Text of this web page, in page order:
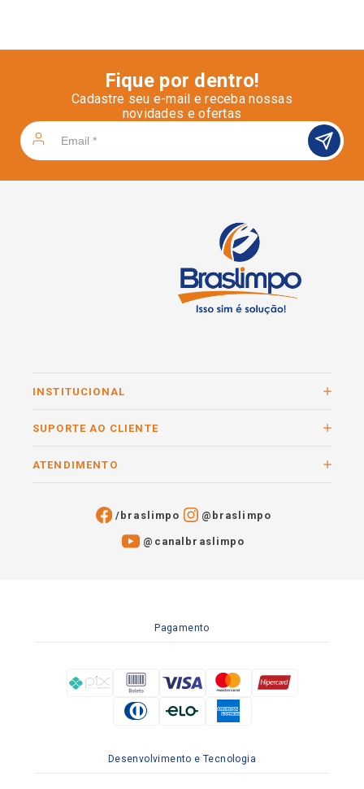
Fique por dentro!
Cadastre seu e-mail e receba nossas
novidades e ofertas
INSTITUCIONAL
SUPORTE AO CLIENTE
ATENDIMENTO
/braslimpo @braslimpo
@canalbraslimpo​
Pagamento
Desenvolvimento e Tecnologia